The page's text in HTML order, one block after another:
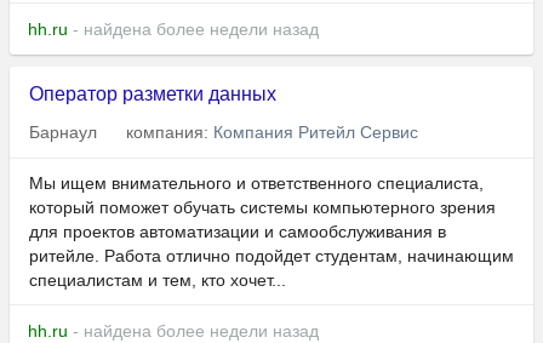
hh.ru - найдена более недели назад
Оператор разметки данных
Барнаул компания: Компания Ритейл Сервис
Мы ищем внимательного и ответственного специалиста,
который поможет обучать системы компьютерного зрения
для проектов автоматизации и самообслуживания в
ритейле. Работа отлично подойдет студентам, начинающим
специалистам и тем, кто хочет...
hh.ru - найдена более недели назад